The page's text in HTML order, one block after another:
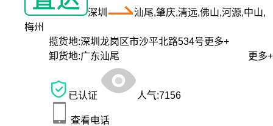
深圳
汕尾,肇庆,清远,佛山,河源,中山,
梅州
揽货地:深圳龙岗区市沙平北路534号更多+
卸货地:广东汕尾 更多+
已认证 人气:7156
查看电话